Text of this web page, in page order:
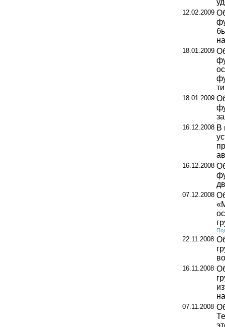
12.02.2009
18.01.2009
18.01.2009
16.12.2008 В
16.12.2008
07.12.2008
22.11.2008
16.11.2008
07.11.2008